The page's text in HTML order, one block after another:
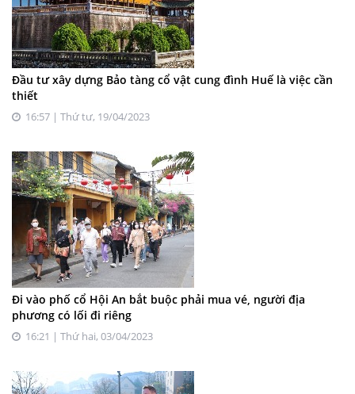
Đầu tư xây dựng Bảo tàng cổ vật cung đình Huế là việc cần
thiết
16:57 | Thứ tư, 19/04/2023
Đi vào phố cổ Hội An bắt buộc phải mua vé, người địa
phương có lối đi riêng
16:21 | Thứ hai, 03/04/2023